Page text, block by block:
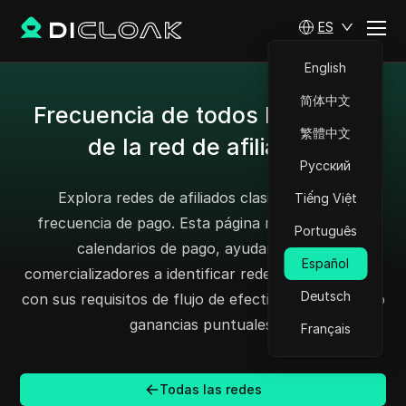
ES
English
简体中文
繁體中文
Русский
Tiếng Việt
Português
Español
Deutsch
Français
Frecuencia de todos los pagos
de la red de afiliados
Explora redes de afiliados clasificadas por
frecuencia de pago. Esta página muestra varios
calendarios de pago, ayudando a los
comercializadores a identificar redes que se alineen
con sus requisitos de flujo de efectivo y asegurando
ganancias puntuales.
Todas las redes